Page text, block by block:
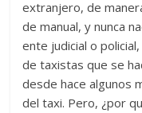
extranjero, de
de manual, y nunca
ente judicial o
de taxistas que se
desde hace algunos
del taxi. Pero, ¿por